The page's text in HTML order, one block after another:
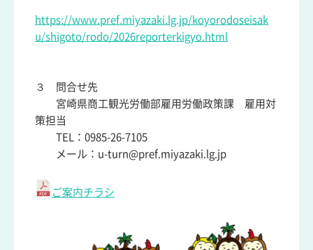
https://www.pref.miyazaki.lg.jp/koyorodoseisak
u/shigoto/rodo/2026reporterkigyo.html
３ 問合せ先
宮崎県商工観光労働部雇用労働政策課 雇用対
策担当
TEL：0985-26-7105
メール：u-turn@pref.miyazaki.lg.jp
ご案内チラシ